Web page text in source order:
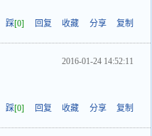
踩[0] 回复 收藏 分享 复制
2016-01-24 14:52:11
踩[0] 回复 收藏 分享 复制